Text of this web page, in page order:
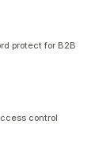
protect for B2B
control